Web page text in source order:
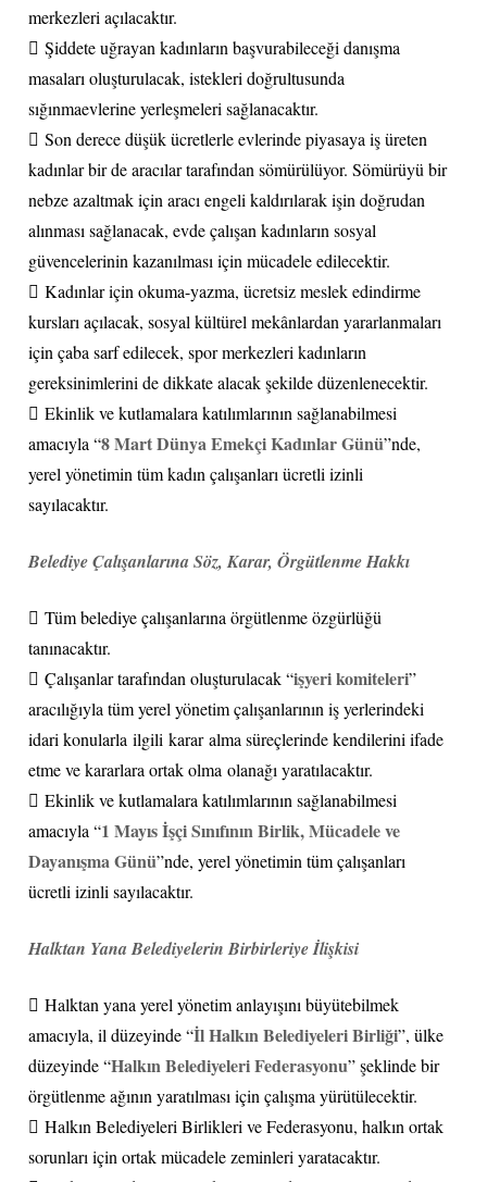
merkezleri açılacaktır.
 Şiddete uğrayan kadınların başvurabileceği danışma
masaları oluşturulacak, istekleri doğrultusunda
sığınmaevlerine yerleşmeleri sağlanacaktır.
 Son derece düşük ücretlerle evlerinde piyasaya iş üreten
kadınlar bir de aracılar tarafından sömürülüyor. Sömürüyü bir
nebze azaltmak için aracı engeli kaldırılarak işin doğrudan
alınması sağlanacak, evde çalışan kadınların sosyal
güvencelerinin kazanılması için mücadele edilecektir.
 Kadınlar için okuma-yazma, ücretsiz meslek edindirme
kursları açılacak, sosyal kültürel mekânlardan yararlanmaları
için çaba sarf edilecek, spor merkezleri kadınların
gereksinimlerini de dikkate alacak şekilde düzenlenecektir.
 Ekinlik ve kutlamalara katılımlarının sağlanabilmesi
amacıyla “8 Mart Dünya Emekçi Kadınlar Günü”nde,
yerel yönetimin tüm kadın çalışanları ücretli izinli
sayılacaktır.
Belediye Çalışanlarına Söz, Karar, Örgütlenme Hakkı
 Tüm belediye çalışanlarına örgütlenme özgürlüğü
tanınacaktır.
 Çalışanlar tarafından oluşturulacak “işyeri komiteleri”
aracılığıyla tüm yerel yönetim çalışanlarının iş yerlerindeki
idari konularla ilgili karar alma süreçlerinde kendilerini ifade
etme ve kararlara ortak olma olanağı yaratılacaktır.
 Ekinlik ve kutlamalara katılımlarının sağlanabilmesi
amacıyla “1 Mayıs İşçi Sınıfının Birlik, Mücadele ve
Dayanışma Günü”nde, yerel yönetimin tüm çalışanları
ücretli izinli sayılacaktır.
Halktan Yana Belediyelerin Birbirleriye İlişkisi
 Halktan yana yerel yönetim anlayışını büyütebilmek
amacıyla, il düzeyinde “İl Halkın Belediyeleri Birliği”, ülke
düzeyinde “Halkın Belediyeleri Federasyonu” şeklinde bir
örgütlenme ağının yaratılması için çalışma yürütülecektir.
 Halkın Belediyeleri Birlikleri ve Federasyonu, halkın ortak
sorunları için ortak mücadele zeminleri yaratacaktır.